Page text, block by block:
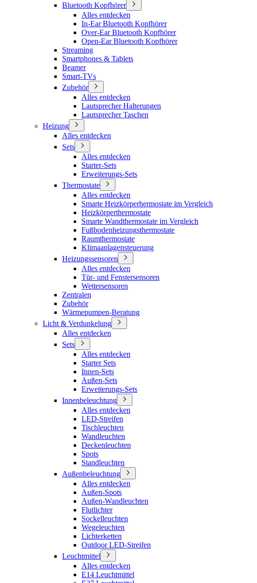
Bluetooth Kopfhörer
Alles entdecken
In-Ear Bluetooth Kopfhörer
Over-Ear Bluetooth Kopfhörer
Open-Ear Bluetooth Kopfhörer
Streaming
Smartphones & Tablets
Beamer
Smart-TVs
Zubehör
Alles entdecken
Lautsprecher Halterungen
Lautsprecher Taschen
Heizung
Alles entdecken
Sets
Alles entdecken
Starter-Sets
Erweiterungs-Sets
Thermostate
Alles entdecken
Smarte Heizkörperhermostate im Vergleich
Heizkörperthermostate
Smarte Wandthermostate im Vergleich
Fußbodenheizungsthermostate
Raumthermostate
Klimaanlagensteuerung
Heizungssensoren
Alles entdecken
Tür- und Fenstersensoren
Wettersensoren
Zentralen
Zubehör
Wärmepumpen-Beratung
Licht & Verdunkelung
Alles entdecken
Sets
Alles entdecken
Starter Sets
Innen-Sets
Außen-Sets
Erweiterungs-Sets
Innenbeleuchtung
Alles entdecken
LED-Streifen
Tischleuchten
Wandleuchten
Deckenleuchten
Spots
Standleuchten
Außenbeleuchtung
Alles entdecken
Außen-Spots
Außen-Wandleuchten
Flutlichter
Sockelleuchten
Wegeleuchten
Lichterketten
Outdoor LED-Streifen
Leuchtmittel
Alles entdecken
E14 Leuchtmittel